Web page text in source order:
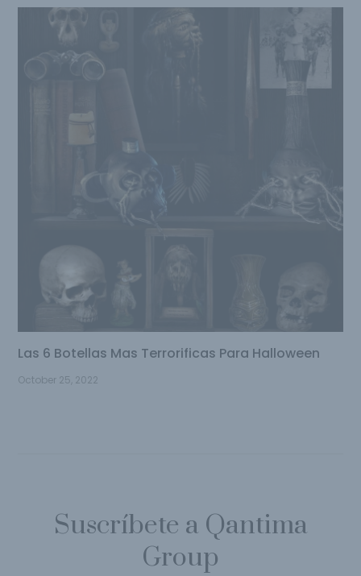
Las 6 Botellas Mas Terrorificas Para Halloween
October 25, 2022
Suscríbete a Qantima
Group